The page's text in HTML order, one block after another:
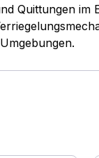
Quittungen im